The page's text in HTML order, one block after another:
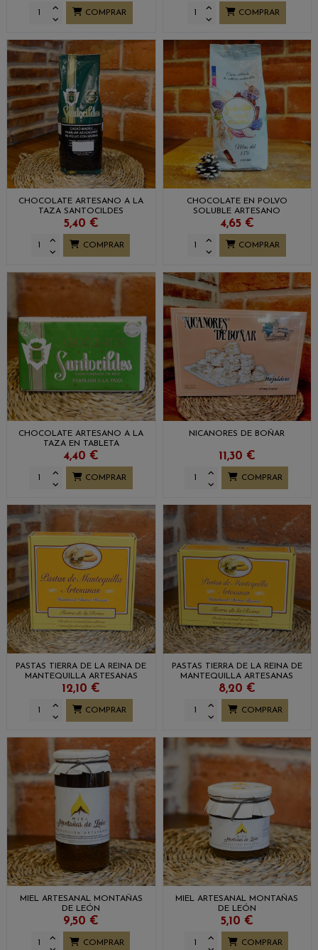
COMPRAR COMPRAR
CHOCOLATE ARTESANO A LA
TAZA SANTOCILDES
5,40 €
COMPRAR
CHOCOLATE EN POLVO
SOLUBLE ARTESANO
SANTOCILDES
4,65 €
COMPRAR
CHOCOLATE ARTESANO A LA
TAZA EN TABLETA
SANTOCILDES
4,40 €
COMPRAR
NICANORES DE BOÑAR
11,30 €
COMPRAR
PASTAS TIERRA DE LA REINA DE
MANTEQUILLA ARTESANAS
12,10 €
COMPRAR
PASTAS TIERRA DE LA REINA DE
MANTEQUILLA ARTESANAS
8,20 €
COMPRAR
MIEL ARTESANAL MONTAÑAS
DE LEÓN
9,50 €
COMPRAR
MIEL ARTESANAL MONTAÑAS
DE LEÓN
5,10 €
COMPRAR